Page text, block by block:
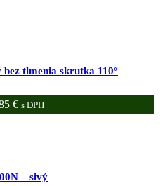
tlmenia skrutka 110°
€ s DPH
– sivý